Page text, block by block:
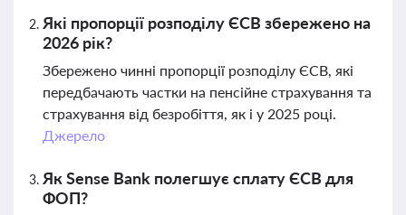
Які пропорції розподілу ЄСВ збережено на
2026 рік?
Збережено чинні пропорції розподілу ЄСВ, які
передбачають частки на пенсійне страхування та
страхування від безробіття, як і у 2025 році.
Джерело
Як Sense Bank полегшує сплату ЄСВ для
ФОП?